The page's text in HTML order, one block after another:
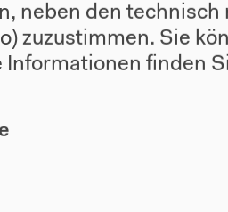
neben den
zuzustimmen. Sie
Informationen finden